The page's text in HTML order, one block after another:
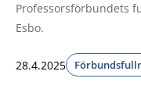
Professorsförbundets
Esbo.
28.4.2025